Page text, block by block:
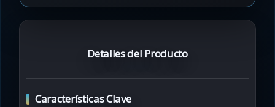
Detalles del Producto
Características Clave